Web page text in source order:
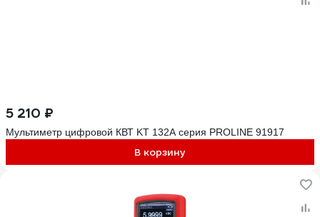
5 210 ₽
Мультиметр цифровой КВТ KT 132А серия PROLINE 91917
В корзину